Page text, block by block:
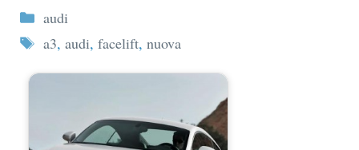
Categorie
audi
Tag
a3, audi, facelift, nuova